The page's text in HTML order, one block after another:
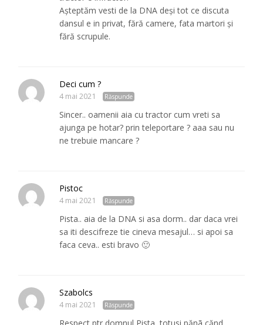
Așteptăm vesti de la DNA deși tot ce discuta
dansul e in privat, fără camere, fata martori și
fără scrupule.
Deci cum ?
4 mai 2021 Răspunde
Sincer.. oamenii aia cu tractor cum vreti sa
ajunga pe hotar? prin teleportare ? aaa sau nu
ne trebuie mancare ?
Pistoc
4 mai 2021 Răspunde
Pista.. aia de la DNA si asa dorm.. dar daca vrei
sa iti descifreze tie cineva mesajul… si apoi sa
faca ceva.. esti bravo 🙂
Szabolcs
4 mai 2021 Răspunde